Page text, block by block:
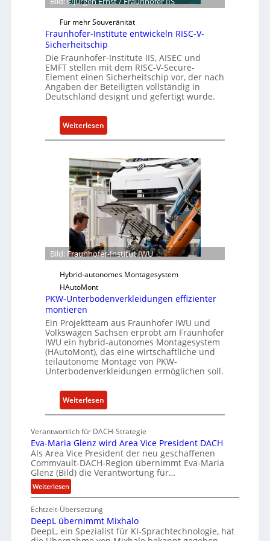
e
r
R
e
s
i
l
i
c
A
c
t
e
c
h
ä
f
t
s
i
n
h
e
i
t
f
ü
r
o
f
a
e
u
n
d
K
Für mehr Souveränität
Fraunhofer-Institute entwickeln RISC-V-
Sicherheitschip
Die Fraunhofer-Institute IIS, AISEC und
EMFT stellen mit dem RISC-V-Secure-
Element einen Sicherheitschip vor, der nach
Angaben der Beteiligten vollständig in
Deutschland designt und gefertigt wurde.
Weiterlesen
F
a
u
n
h
o
e
r
I
s
i
t
u
t
e
t
w
i
c
k
R
I
Bild: Fraunhofer-Institut IWU
Hybrid-autonomes Montagesystem
HAutoMont
PKW-Unterbodenverkleidungen effizienter
montieren
Ein Projektteam aus Fraunhofer IWU und
Volkswagen Sachsen erprobt am Fraunhofer
IWU ein hybrid-autonomes Montagesystem
(HAutoMont), das eine wirtschaftliche und
teilautonome Montage von PKW-
Unterbodenverkleidungen ermöglichen soll.
Weiterlesen
P
W
-
U
n
e
b
Verantwortlich für DACH-Strategie
Eva-Maria Glenz wird Area Vice President DACH
Als Area Vice President der neu geschaffenen
Commvault-DACH-Region übernimmt Eva-Maria
Glenz (Bild) die Verantwortung für…
Weiterlesen:
E
v
a
-
Echtzeit-Übersetzung
DeepL übernimmt Mixhalo
DeepL, ein Spezialist für KI-Sprachtechnologie, hat